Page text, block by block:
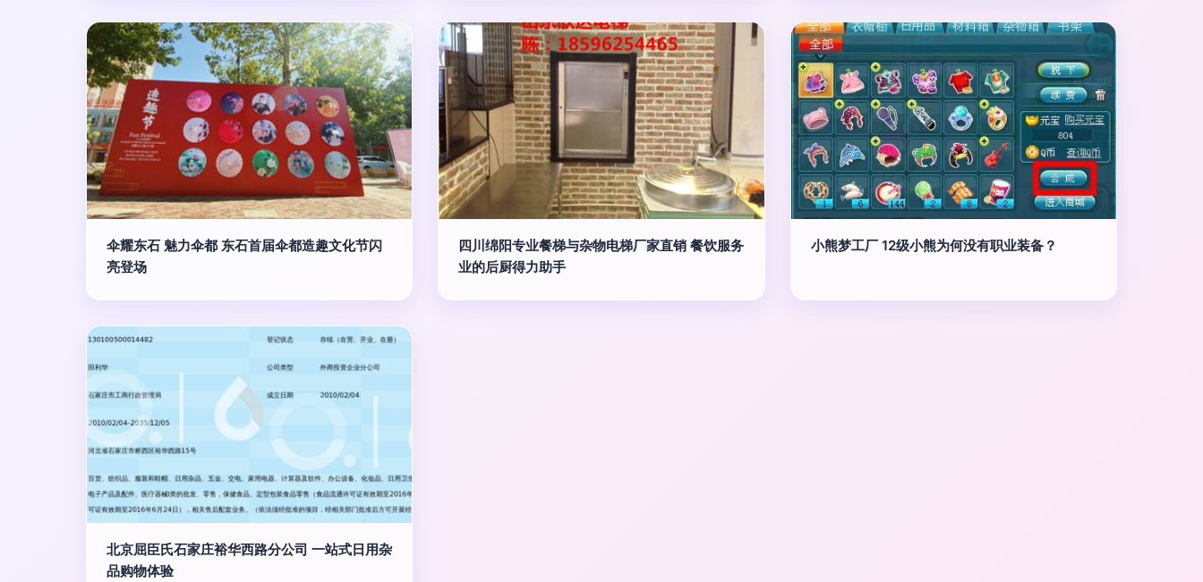
伞耀东石 魅力伞都 东石首届伞都造趣文化节闪
亮登场
四川绵阳专业餐梯与杂物电梯厂家直销 餐饮服务
业的后厨得力助手
小熊梦工厂 12级小熊为何没有职业装备？
北京屈臣氏石家庄裕华西路分公司 一站式日用杂
品购物体验